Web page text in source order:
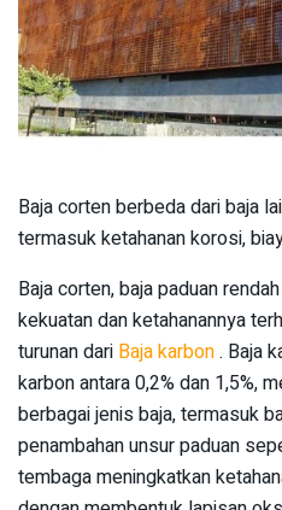
Baja corten berbeda dari baja
termasuk ketahanan korosi,
Baja corten, baja paduan
kekuatan dan ketahanannya
turunan dari Baja karbon. Baja
karbon antara 0,2% dan 1,5%,
berbagai jenis baja, termasuk
penambahan unsur paduan
tembaga meningkatkan